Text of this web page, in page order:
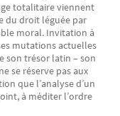
totalitaire viennent
du droit léguée par
moral. Invitation à
mutations actuelles
son trésor latin – son
se réserve pas aux
que l’analyse d’un
à méditer l’ordre